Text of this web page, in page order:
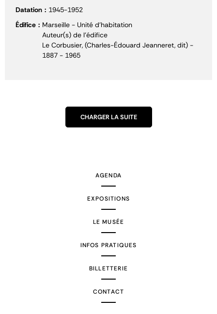
Datation
1945-1952
Édifice
Marseille - Unité d'habitation
Auteur(s) de l'édifice
Le Corbusier, (Charles-Édouard Jeanneret, dit) -
1887 - 1965
CHARGER LA SUITE
AGENDA
EXPOSITIONS
LE MUSÉE
INFOS PRATIQUES
BILLETTERIE
CONTACT